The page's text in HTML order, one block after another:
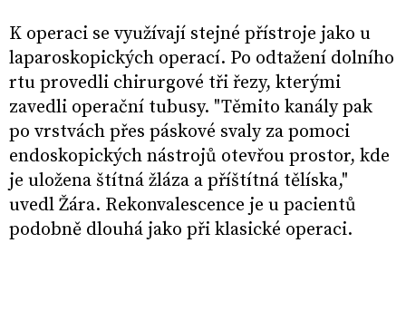
K operaci se využívají stejné přístroje jako u
laparoskopických operací. Po odtažení dolního
rtu provedli chirurgové tři řezy, kterými
zavedli operační tubusy. "Těmito kanály pak
po vrstvách přes páskové svaly za pomoci
endoskopických nástrojů otevřou prostor, kde
je uložena štítná žláza a příštítná tělíska,"
uvedl Žára. Rekonvalescence je u pacientů
podobně dlouhá jako při klasické operaci.